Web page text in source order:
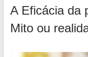
A Eficácia da
Mito ou